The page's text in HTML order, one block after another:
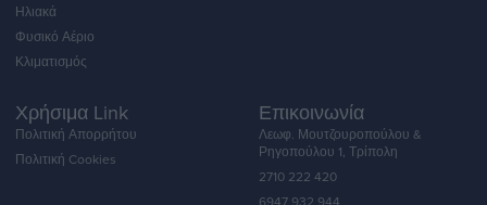
Ηλιακά
Φυσικό Αέριο
Κλιματισμός
Χρήσιμα Link
Πολιτική Απορρήτου
Πολιτική Cookies
Επικοινωνία
Λεωφ. Μουτζουροπούλου &
Ρηγοπούλου 1, Τρίπολη
2710 222 420